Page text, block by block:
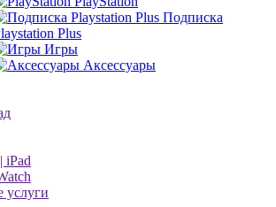
Подписка
Plus
Игры
Аксессуары
iPad
услуги